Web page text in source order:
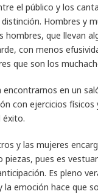
el público y los
Hombres y
que llevan
con menos
que son los
en un
con ejercicios
éxito.
y las mujeres
pues es
Es pleno
la emoción hace que